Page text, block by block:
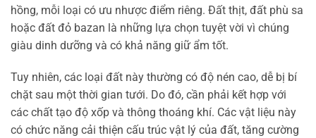
hồng, mỗi loại có ưu nhược điểm riêng. Đất thịt, đất phù sa
hoặc đất đỏ bazan là những lựa chọn tuyệt vời vì chúng
giàu dinh dưỡng và có khả năng giữ ẩm tốt.
Tuy nhiên, các loại đất này thường có độ nén cao, dễ bị bí
chặt sau một thời gian tưới. Do đó, cần phải kết hợp với
các chất tạo độ xốp và thông thoáng khí. Các vật liệu này
có chức năng cải thiện cấu trúc vật lý của đất, tăng cường